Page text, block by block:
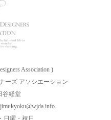
Association )
ーズ アソシエーション
谷経堂